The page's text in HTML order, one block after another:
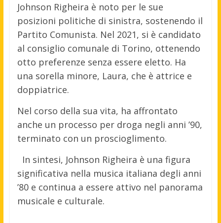
Johnson Righeira è noto per le sue
posizioni politiche di sinistra, sostenendo il
Partito Comunista. Nel 2021, si è candidato
al consiglio comunale di Torino, ottenendo
otto preferenze senza essere eletto. Ha
una sorella minore, Laura, che è attrice e
doppiatrice.
Nel corso della sua vita, ha affrontato
anche un processo per droga negli anni ’90,
terminato con un proscioglimento.
In sintesi, Johnson Righeira è una figura
significativa nella musica italiana degli anni
’80 e continua a essere attivo nel panorama
musicale e culturale.